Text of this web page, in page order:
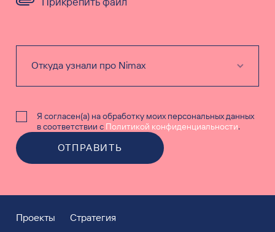
Я согласен(а) на обработку моих персональных данных
в соответствии с Политикой конфиденциальности.
ОТПРАВИТЬ
Проекты
Стратегия